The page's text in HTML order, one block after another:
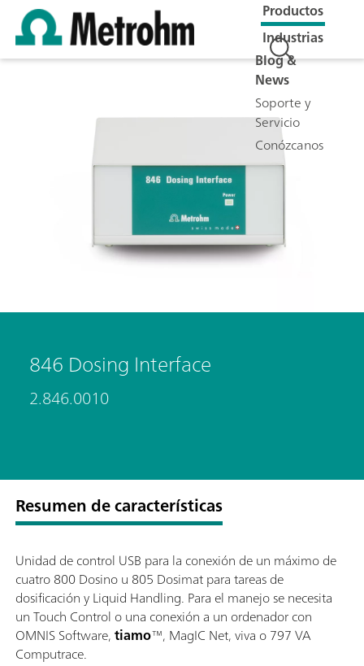
Productos
Industrias
Blog &
News
Soporte y
Servicio
Conózcanos
846 Dosing Interface
2.846.0010
Resumen de características
Unidad de control USB para la conexión de un máximo de
cuatro 800 Dosino u 805 Dosimat para tareas de
dosificación y Liquid Handling. Para el manejo se necesita
un Touch Control o una conexión a un ordenador con
OMNIS Software,tiamo™, MagIC Net, viva o 797 VA
Computrace.